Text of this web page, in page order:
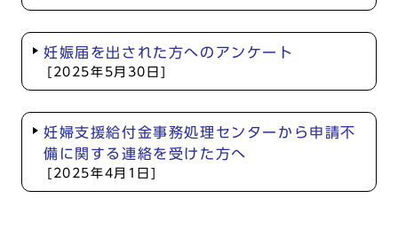
妊娠届を出された方へのアンケート
[2025年5月30日]
妊婦支援給付金事務処理センターから申請不
備に関する連絡を受けた方へ
[2025年4月1日]